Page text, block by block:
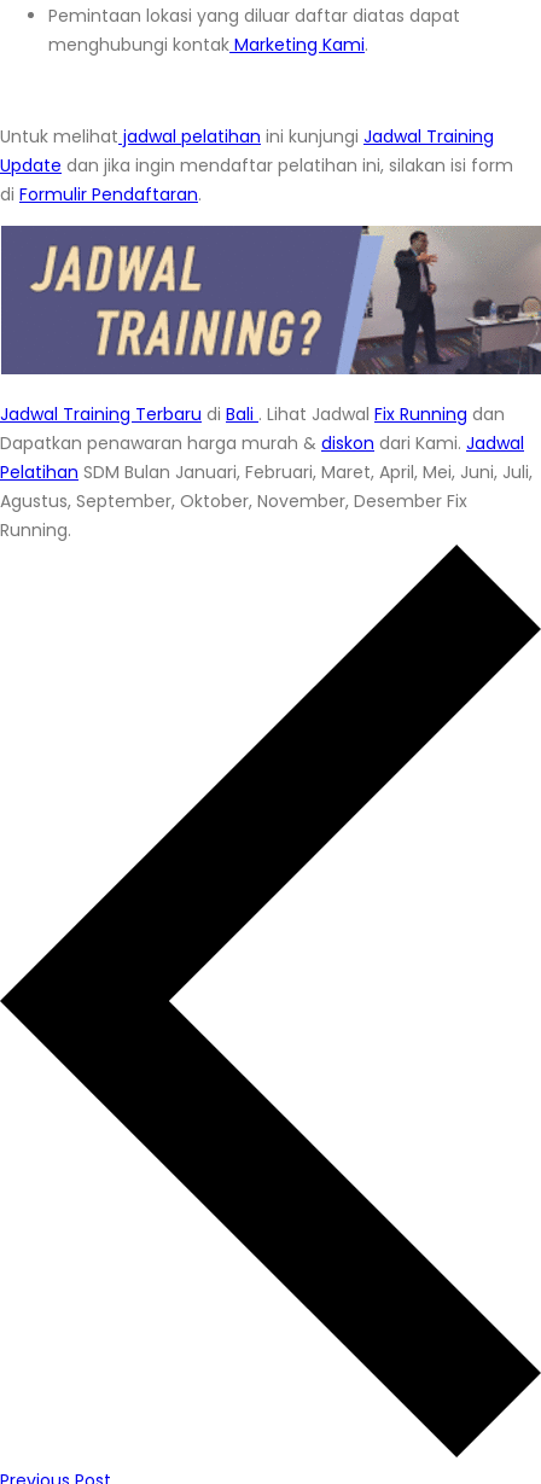
Pemintaan lokasi yang diluar daftar diatas dapat
menghubungi kontak Marketing Kami.
Untuk melihat jadwal pelatihan ini kunjungi Jadwal Training
Update dan jika ingin mendaftar pelatihan ini, silakan isi form
di Formulir Pendaftaran.
Jadwal Training Terbaru di Bali . Lihat Jadwal Fix Running dan
Dapatkan penawaran harga murah & diskon dari Kami. Jadwal
Pelatihan SDM Bulan Januari, Februari, Maret, April, Mei, Juni, Juli,
Agustus, September, Oktober, November, Desember Fix
Running.